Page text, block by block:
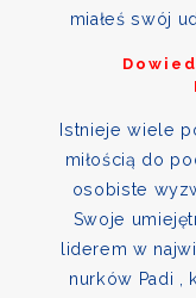
miałeś swój
Istnieje wiele
miłością do
osobiste
Swoje
liderem w
nurków Padi ,